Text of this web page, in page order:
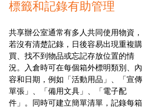
標籤和記錄有助管理
共享辦公室通常有多人共同使用物資，
若沒有清楚記錄，日後容易出現重複購
買、找不到物品或忘記存放位置的情
況。入倉時可在每個箱外標明類別、內
容和日期，例如「活動用品」、「宣傳
單張」、「備用文具」、「電子配
件」。同時可建立簡單清單，記錄每箱